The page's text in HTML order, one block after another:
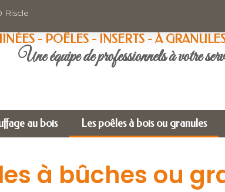
Riscle
- POÊLES - INSERTS - À
Une équipe de professionnels à votre
au bois Les poêles à bois ou granules
à bûches ou